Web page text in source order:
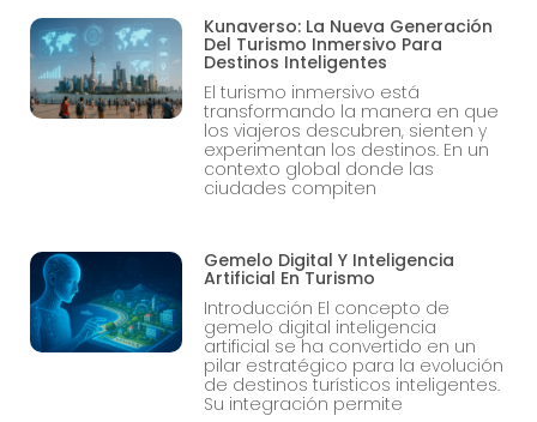
Kunaverso: La Nueva Generación
Del Turismo Inmersivo Para
Destinos Inteligentes
El turismo inmersivo está
transformando la manera en que
los viajeros descubren, sienten y
experimentan los destinos. En un
contexto global donde las
ciudades compiten
Gemelo Digital Y Inteligencia
Artificial En Turismo
Introducción El concepto de
gemelo digital inteligencia
artificial se ha convertido en un
pilar estratégico para la evolución
de destinos turísticos inteligentes.
Su integración permite